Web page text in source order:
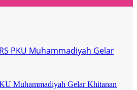
Muhammadiyah Gelar Khitanan